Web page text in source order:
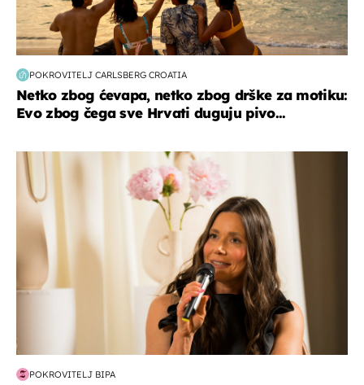
POKROVITELJ CARLSBERG CROATIA
Netko zbog ćevapa, netko zbog drške za motiku:
Evo zbog čega sve Hrvati duguju pivo...
moda & ljepota
POKROVITELJ BIPA